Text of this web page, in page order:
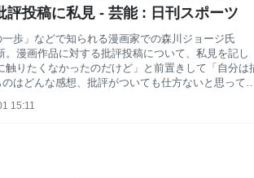
評投稿に私見 - 芸能 : 日刊スポーツ
歩」などで知られる漫画家での森川ジョージ氏
。漫画作品に対する批評投稿について、私見を記し
触りたくなかったのだけど」と前置きして「自分は
はどんな感想、批評がついても仕方ないと思って
や誹謗中傷であっても同じ。 件の漫画のアニメ化に
かなとも思います」と、一部作品について論争が起
かと。引用要件を満たしている例をほぼ見たことが
を主張しながら無断転載するという矛盾。すでにそ
じた。 森川氏は「その時点で著作者や出版社、非難
15:11